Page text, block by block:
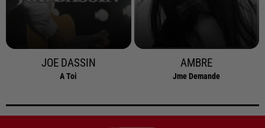
JOE DASSIN
A Toi
AMBRE
Jme Demande